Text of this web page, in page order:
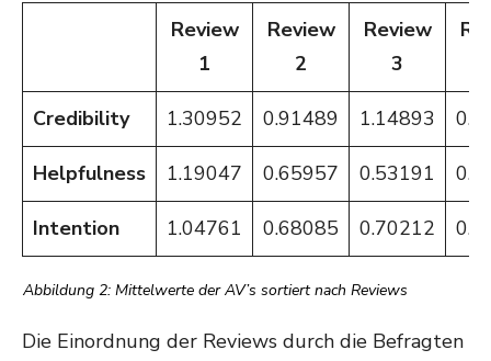
Review
1
Review
2
Review
3
Credibility 1.30952 0.91489 1.14893
Helpfulness 1.19047 0.65957 0.53191
Intention 1.04761 0.68085 0.70212
Abbildung 2: Mittelwerte der AV’s sortiert nach Reviews
Die Einordnung der Reviews durch die Befragten